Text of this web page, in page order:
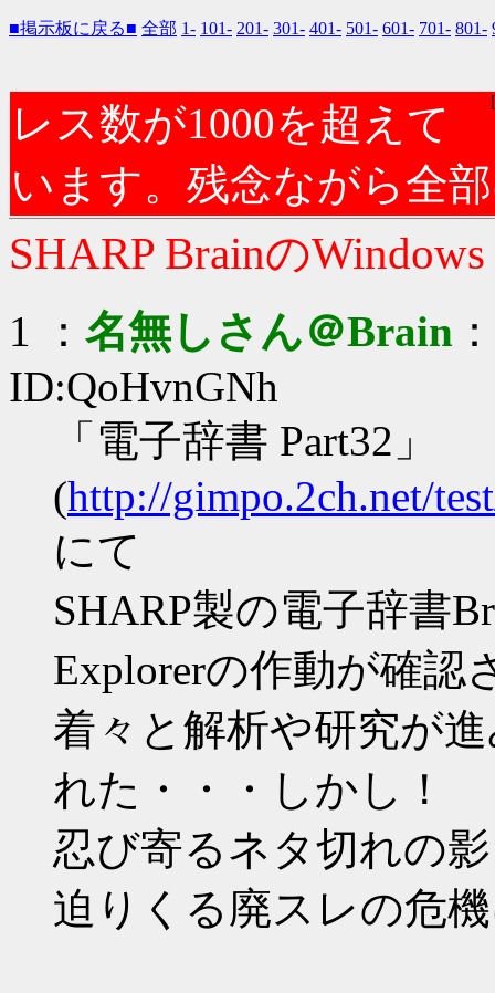
■掲示板に戻る■ 全部 1- 101- 201- 301- 401- 501- 601- 701- 801-
レス数が1000を超えて
います。残念ながら全
SHARP Brainの
1 ： 名無しさん＠Brain
ID:QoHvnGNh
「電子辞書 Part32」
(http://gimpo.2ch.net/
にて
SHARP製の電子辞書
Explorerの作動が確認
着々と解析や研究が
れた・・・しかし！
忍び寄るネタ切れの
迫りくる廃スレの危